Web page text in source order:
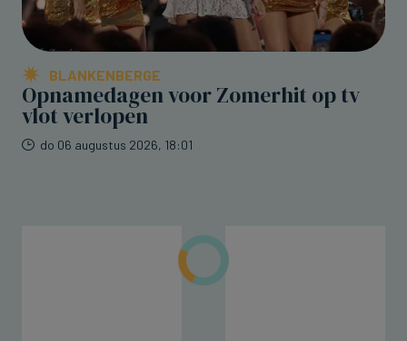
BLANKENBERGE
Opnamedagen voor Zomerhit op tv
vlot verlopen
do 06 augustus 2026, 18:01